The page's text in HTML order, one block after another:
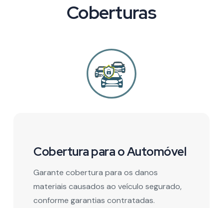
Coberturas
Cobertura para o Automóvel
Garante cobertura para os danos
materiais causados ao veículo segurado,
conforme garantias contratadas.